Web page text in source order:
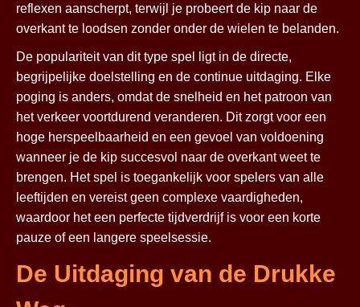
reflexen aanscherpt, terwijl je probeert de kip naar de
overkant te loodsen zonder onder de wielen te belanden.
De populariteit van dit type spel ligt in de directe,
begrijpelijke doelstelling en de continue uitdaging. Elke
poging is anders, omdat de snelheid en het patroon van
het verkeer voortdurend veranderen. Dit zorgt voor een
hoge herspeelbaarheid en een gevoel van voldoening
wanneer je de kip succesvol naar de overkant weet te
brengen. Het spel is toegankelijk voor spelers van alle
leeftijden en vereist geen complexe vaardigheden,
waardoor het een perfecte tijdverdrijf is voor een korte
pauze of een langere speelsessie.
De Uitdaging van de Drukke